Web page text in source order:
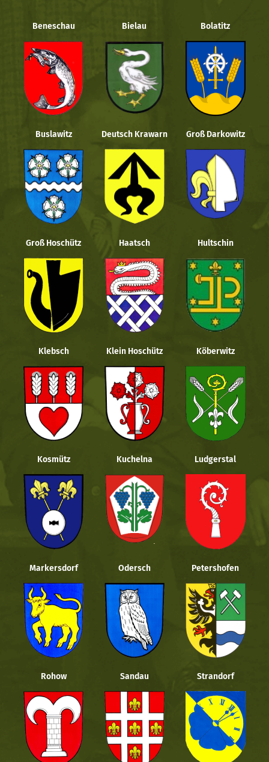
Beneschau Bielau Bolatitz
Buslawitz Deutsch Krawarn Groß Darkowitz
Groß Hoschütz Haatsch Hultschin
Klebsch Klein Hoschütz Köberwitz
Kosmütz Kuchelna Ludgerstal
Markersdorf Odersch Petershofen
Rohow Sandau Strandorf